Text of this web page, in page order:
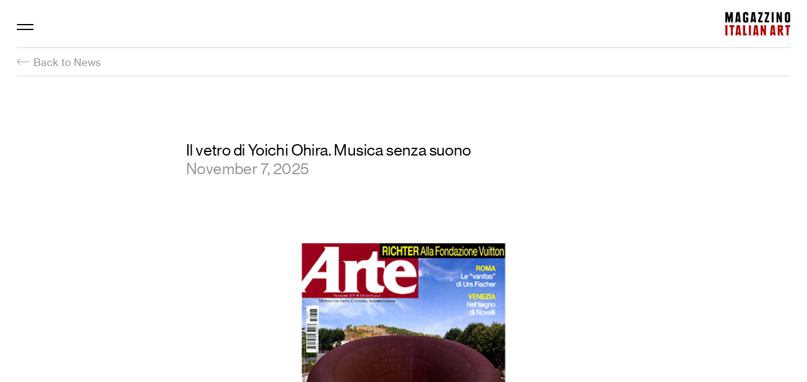
Magazzino Italian Art
Back to News
Il vetro di Yoichi Ohira. Musica senza suono
November 7, 2025